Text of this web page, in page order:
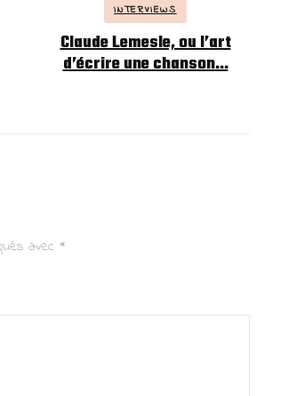
INTERVIEWS
Claude Lemesle, ou l’art
d’écrire une chanson…
avec *